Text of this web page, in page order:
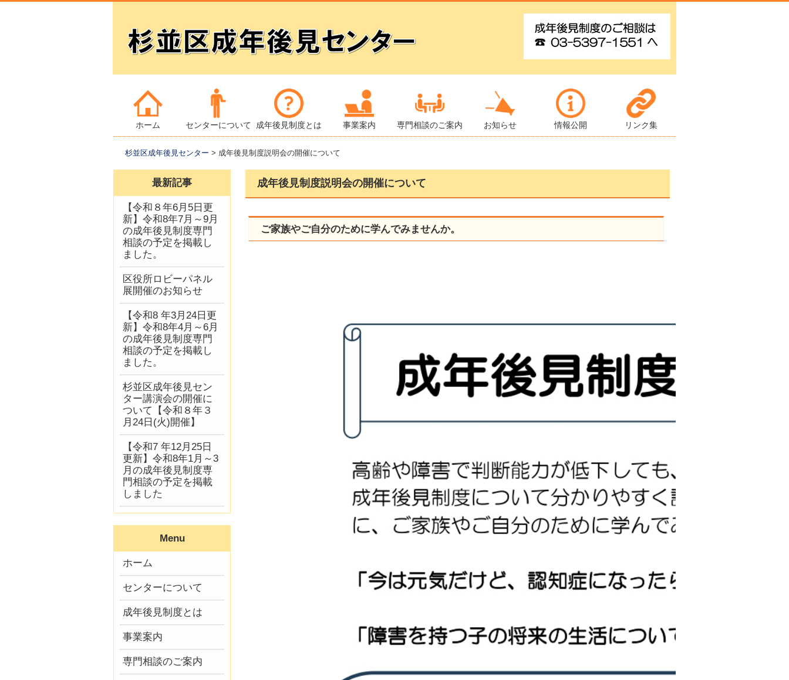
メインメニュー
へ
ホーム センターについて 成年後見制度とは 事業案内 専門相談のご案内 お知らせ 情報公開 リンク集
杉並区成年後見センター > 成年後見制度説明会の開催について
成年後見制度説明会の開催について
ご家族やご自分のために学んでみませんか。
最新記事
【令和８年6月5日更
新】令和8年7月～9月
の成年後見制度専門
相談の予定を掲載し
ました。
区役所ロビーパネル
展開催のお知らせ
【令和8 年3月24日更
新】令和8年4月～6月
の成年後見制度専門
相談の予定を掲載し
ました。
杉並区成年後見セン
ター講演会の開催に
ついて【令和８年３
月24日(火)開催】
【令和7 年12月25日
更新】令和8年1月～3
月の成年後見制度専
門相談の予定を掲載
しました
Menu
ホーム
センターについて
成年後見制度とは
事業案内
専門相談のご案内